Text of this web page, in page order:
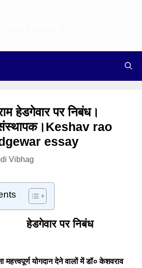
हेडगेवार पर निबंध।
rao
essay
Vibhag
पर निबंध
योगदान देने वालों में डॉ० केशवराव